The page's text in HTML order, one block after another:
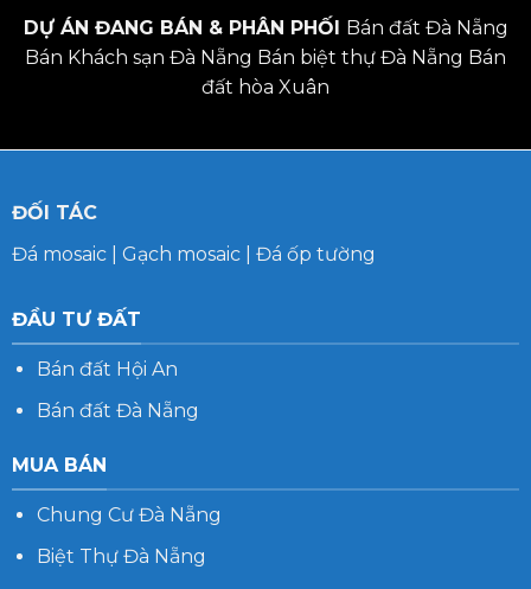
DỰ ÁN ĐANG BÁN & PHÂN PHỐI Bán đất Đà Nẵng
Bán Khách sạn Đà Nẵng Bán biệt thự Đà Nẵng Bán
đất hòa Xuân
ĐỐI TÁC
Đá mosaic| Gạch mosaic| Đá ốp tường
ĐẦU TƯ ĐẤT
Bán đất Hội An
Bán đất Đà Nẵng
MUA BÁN
Chung Cư Đà Nẵng
Biệt Thự Đà Nẵng